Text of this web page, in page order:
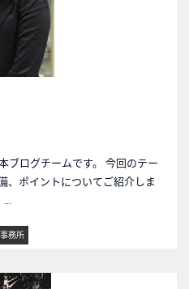
ブログチームです。 今回のテー
、ポイントについてご紹介しま
...
務所